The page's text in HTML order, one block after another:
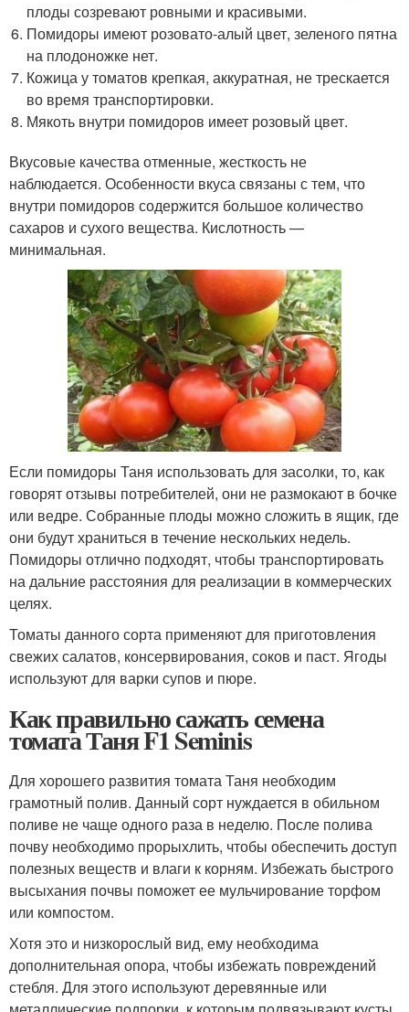
плоды созревают ровными и красивыми.
Помидоры имеют розовато-алый цвет, зеленого пятна
на плодоножке нет.
Кожица у томатов крепкая, аккуратная, не трескается
во время транспортировки.
Мякоть внутри помидоров имеет розовый цвет.
Вкусовые качества отменные, жесткость не
наблюдается. Особенности вкуса связаны с тем, что
внутри помидоров содержится большое количество
сахаров и сухого вещества. Кислотность —
минимальная.
Если помидоры Таня использовать для засолки, то, как
говорят отзывы потребителей, они не размокают в бочке
или ведре. Собранные плоды можно сложить в ящик, где
они будут храниться в течение нескольких недель.
Помидоры отлично подходят, чтобы транспортировать
на дальние расстояния для реализации в коммерческих
целях.
Томаты данного сорта применяют для приготовления
свежих салатов, консервирования, соков и паст. Ягоды
используют для варки супов и пюре.
Как правильно сажать семена
томата Таня F1 Seminis
Для хорошего развития томата Таня необходим
грамотный полив. Данный сорт нуждается в обильном
поливе не чаще одного раза в неделю. После полива
почву необходимо прорыхлить, чтобы обеспечить доступ
полезных веществ и влаги к корням. Избежать быстрого
высыхания почвы поможет ее мульчирование торфом
или компостом.
Хотя это и низкорослый вид, ему необходима
дополнительная опора, чтобы избежать повреждений
стебля. Для этого используют деревянные или